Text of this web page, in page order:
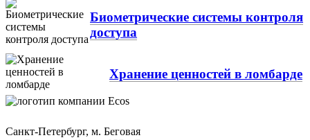
Биометрические системы контроля
доступа
Хранение ценностей в ломбарде
Санкт-Петербург, м. Беговая